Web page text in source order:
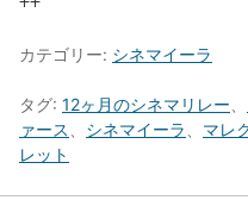
カテゴリー: シネマイーラ
タグ: 12ヶ月のシネマリレー
ァース
シネマイーラ マレ
レット